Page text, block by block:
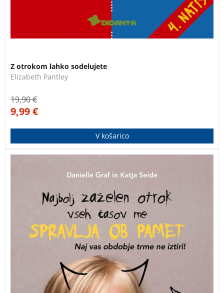
Z otrokom lahko sodelujete
Elizabeth Pantley
19,90€
9,99€
V košarico
Dragi starši, preden se vam zmeša, vzemite v roke to
knjigo. Avtorici največjega nemškega bloga za starše
vas bosta naučili, kako v enem koraku umirite sebe in
otroka. Osebne zgodbe in konkretni nasveti za težke
primere so pravi balzam za dušo razdraženih staršev.
(izid februar 2023).
Najbolj zaželen otrok vseh časov
me spravlja ob pamet